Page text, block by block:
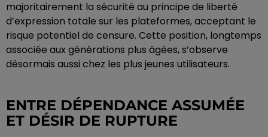
majoritairement la sécurité au principe de liberté
d’expression totale sur les plateformes, acceptant le
risque potentiel de censure. Cette position, longtemps
associée aux générations plus âgées, s’observe
désormais aussi chez les plus jeunes utilisateurs.
ENTRE DÉPENDANCE ASSUMÉE
ET DÉSIR DE RUPTURE